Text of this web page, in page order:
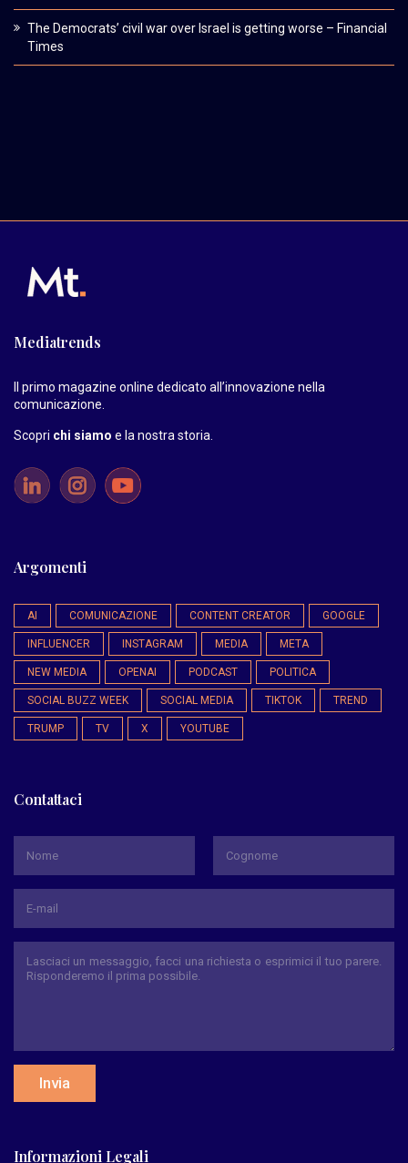
The Democrats’ civil war over Israel is getting worse – Financial
Times
Mediatrends
Il primo magazine online dedicato all’innovazione nella
comunicazione.
Scopri chi siamo e la nostra storia
Argomenti
AI COMUNICAZIONE CONTENT CREATOR GOOGLE
INFLUENCER INSTAGRAM MEDIA META
NEW MEDIA OPENAI PODCAST POLITICA
SOCIAL BUZZ WEEK SOCIAL MEDIA TIKTOK TREND
TRUMP TV X YOUTUBE
Contattaci
Invia
Informazioni Legali